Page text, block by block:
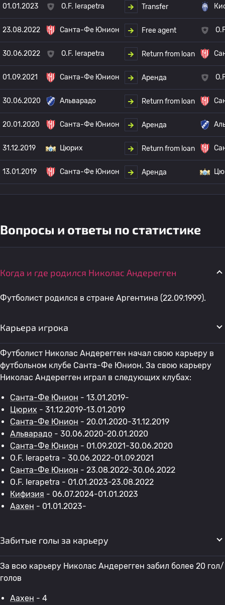
01.01.2023 O.F. Ierapetra Transfer
23.08.2022 Санта-Фе Юнион Free agent
30.06.2022 O.F. Ierapetra Return from loan
01.09.2021 Санта-Фе Юнион Аренда
30.06.2020 Альварадо Return from loan
20.01.2020 Санта-Фе Юнион Аренда
31.12.2019 Цюрих Return from loan
13.01.2019 Санта-Фе Юнион Аренда
Вопросы и ответы по статистике
Когда и где родился Николас Андерегген
Футболист родился в стране Аргентина (22.09.1999).
Карьера игрока
Футболист Николас Андерегген начал свою карьеру в
футбольном клубе Санта-Фе Юнион. За свою карьеру
Николас Андерегген играл в следующих клубах:
Санта-Фе Юнион - 13.01.2019-
Цюрих - 31.12.2019-13.01.2019
Санта-Фе Юнион - 20.01.2020-31.12.2019
Альварадо - 30.06.2020-20.01.2020
Санта-Фе Юнион - 01.09.2021-30.06.2020
O.F. Ierapetra - 30.06.2022-01.09.2021
Санта-Фе Юнион - 23.08.2022-30.06.2022
O.F. Ierapetra - 01.01.2023-23.08.2022
Кифизия - 06.07.2024-01.01.2023
Аахен - 01.01.2023-
Забитые голы за карьеру
За всю карьеру Николас Андерегген забил более 20 гол/
голов
Аахен - 4